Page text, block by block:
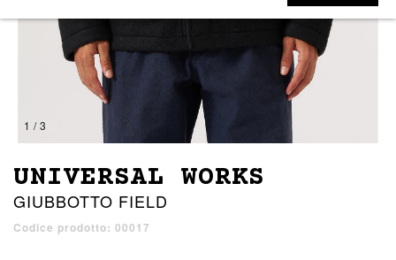
1 / 3
UNIVERSAL WORKS
GIUBBOTTO FIELD
Codice prodotto: 00017